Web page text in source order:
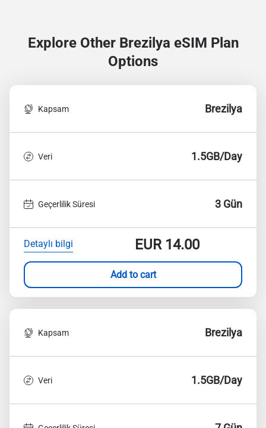
Explore Other Brezilya eSIM Plan
Options
Kapsam Brezilya
Veri 1.5GB/Day
Geçerlilik Süresi 3 Gün
Detaylı bilgi EUR14.00
Add to cart
Kapsam Brezilya
Veri 1.5GB/Day